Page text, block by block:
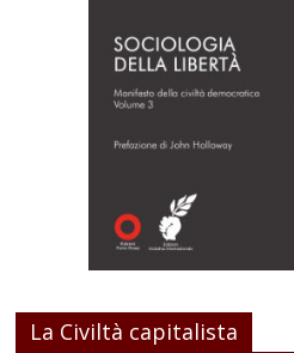
La Civiltà capitalista